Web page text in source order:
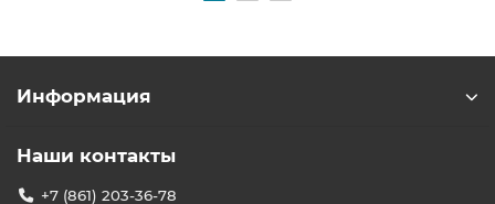
Информация
Наши контакты
+7 (861) 203-36-78